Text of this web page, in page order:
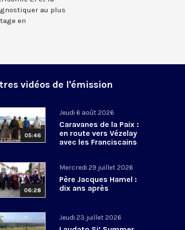
au plus
en
vidéos de l'émission
05:46
Jeudi 6 août 2026
Caravanes de la Paix :
en route vers Vézelay
avec les Franciscains
06:28
Mercredi 29 juillet 2026
Père Jacques Hamel :
dix ans après
Jeudi 23 juillet 2026